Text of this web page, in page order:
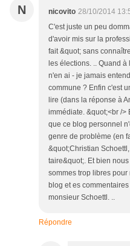
N nicovito 28/10/2014
C'est juste un peu
d'avoir mis sur la
fait &quot; sans
les élections. .. Quand
n'en ai - je jamais
commune ? Enfin c'est
lire (dans la réponse à
immédiate. &quot;<br />
que ce blog personnel
genre de problème (en
&quot;Christian
taire&quot;. Et bien
sommes trop libres pour
blog et es
monsieur Schoettl. ..
Répondre